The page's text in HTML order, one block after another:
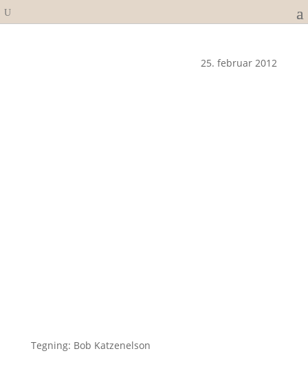
25. februar 2012
Tegning: Bob Katzenelson